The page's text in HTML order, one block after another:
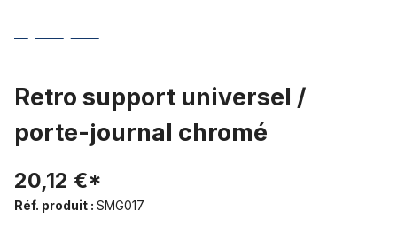
Retro support universel /
porte-journal chromé
20,12 €*
Réf. produit : SMG017